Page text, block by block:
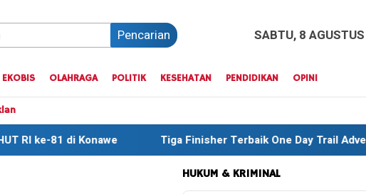
Pencarian SABTU, 8
EKOBIS OLAHRAGA POLITIK KESEHATAN PENDIDIKAN OPINI
Tiga Finisher Terbaik One Day Trail Adventure Liwu Mokesa
HUKUM & KRIMINAL